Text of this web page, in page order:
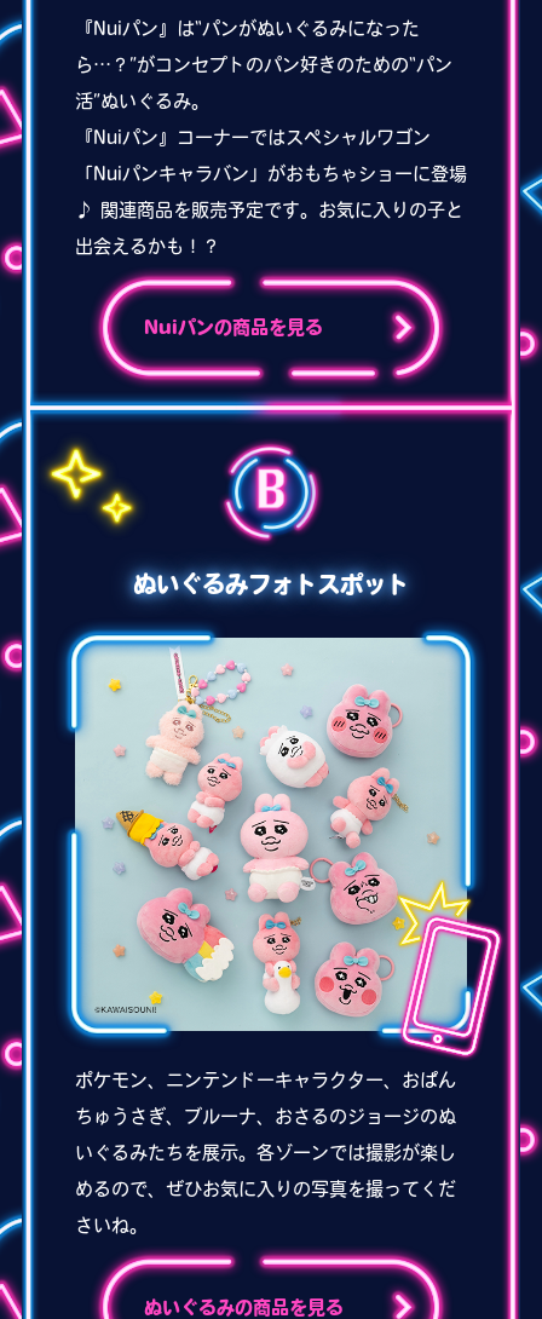
『Nuiパン』は“パンがぬいぐるみになった
ら…？”がコンセプトのパン好きのための“パン
活”ぬいぐるみ。
『Nuiパン』コーナーではスペシャルワゴン
「Nuiパンキャラバン」がおもちゃショーに登場
♪ 関連商品を販売予定です。お気に入りの子と
出会えるかも！？
Nuiパンの商品を見る
ぬいぐるみフォトスポット
ポケモン、ニンテンドーキャラクター、おぱん
ちゅうさぎ、ブルーナ、おさるのジョージのぬ
いぐるみたちを展示。各ゾーンでは撮影が楽し
めるので、ぜひお気に入りの写真を撮ってくだ
さいね。
ぬいぐるみの商品を見る